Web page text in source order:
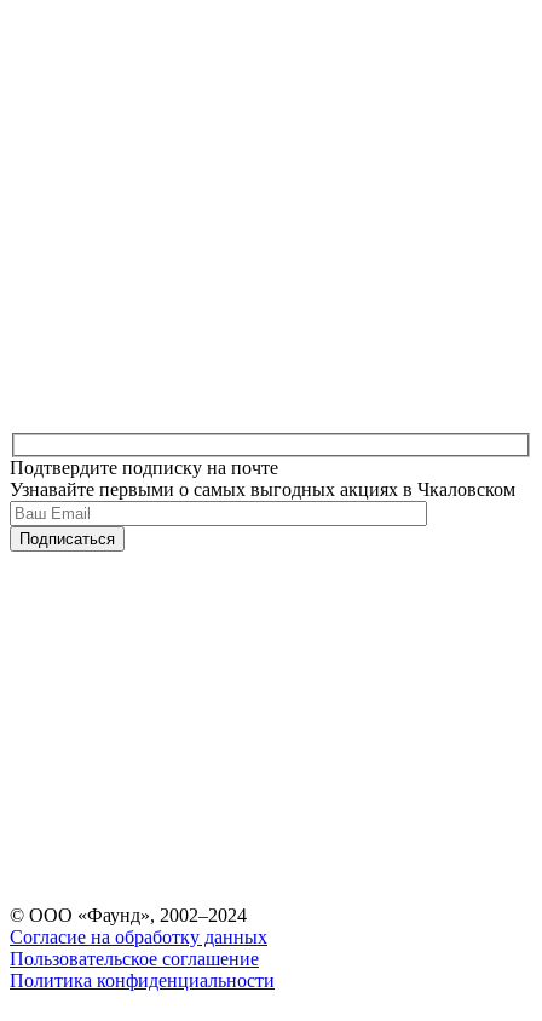
Подтвердите подписку на почте
Узнавайте первыми о самых выгодных акциях в Чкаловском
© ООО «Фаунд», 2002–2024
Согласие на обработку данных
Пользовательское соглашение
Политика конфиденциальности